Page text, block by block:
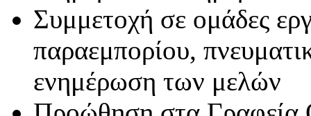
Συμμετοχή σε ομάδες
παραεμπορίου,
ενημέρωση των μελών